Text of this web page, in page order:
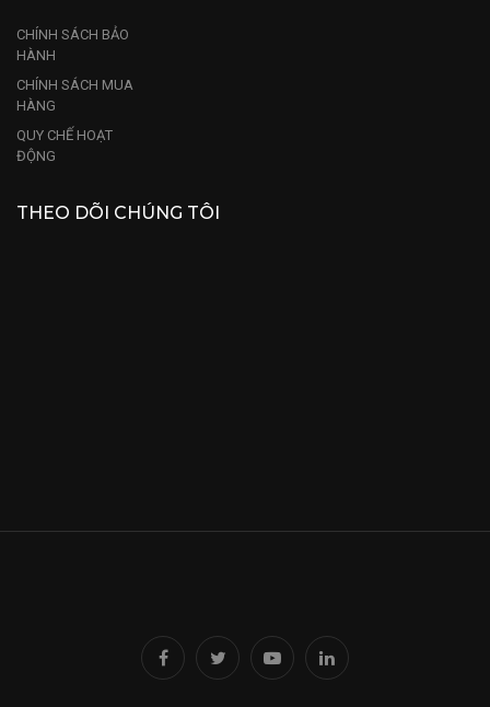
CHÍNH SÁCH BẢO
HÀNH
CHÍNH SÁCH MUA
HÀNG
QUY CHẾ HOẠT
ĐỘNG
THEO DÕI CHÚNG TÔI